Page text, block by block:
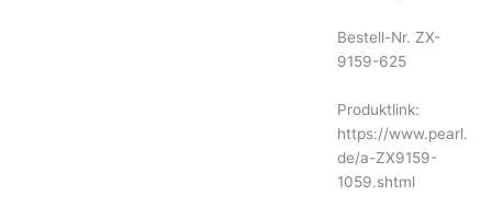
Bestell-Nr. ZX-
9159-625
Produktlink:
https://www.pearl.
de/a-ZX9159-
1059.shtml